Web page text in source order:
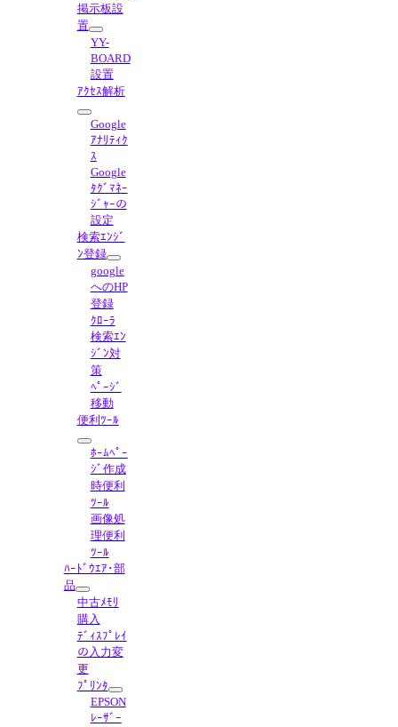
掲示板設
置
YY-
BOARD
設置
ｱｸｾｽ解析
Google
ｱﾅﾘﾃｨｸ
ｽ
Google
ﾀｸﾞﾏﾈｰ
ｼﾞｬｰの
設定
検索ｴﾝｼﾞ
ﾝ登録
google
へのHP
登録
ｸﾛｰﾗ
検索ｴﾝ
ｼﾞﾝ対
策
ﾍﾟｰｼﾞ
移動
便利ﾂｰﾙ
ﾎｰﾑﾍﾟｰ
ｼﾞ作成
時便利
ﾂｰﾙ
画像処
理便利
ﾂｰﾙ
ﾊｰﾄﾞｳｴｱ･部
品
中古ﾒﾓﾘ
購入
ﾃﾞｨｽﾌﾟﾚｲ
の入力変
更
ﾌﾟﾘﾝﾀ
EPSON
ﾚｰｻﾞｰ